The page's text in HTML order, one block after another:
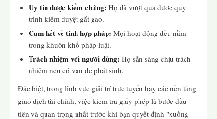
Uy tín được kiểm chứng: Họ đã vượt qua được quy
trình kiểm duyệt gắt gao.
Cam kết về tính hợp pháp: Mọi hoạt động đều nằm
trong khuôn khổ pháp luật.
Trách nhiệm với người dùng: Họ sẵn sàng chịu trách
nhiệm nếu có vấn đề phát sinh.
Đặc biệt, trong lĩnh vực giải trí trực tuyến hay các nền tảng
giao dịch tài chính, việc kiểm tra giấy phép là bước đầu
tiên và quan trọng nhất trước khi bạn quyết định "xuống